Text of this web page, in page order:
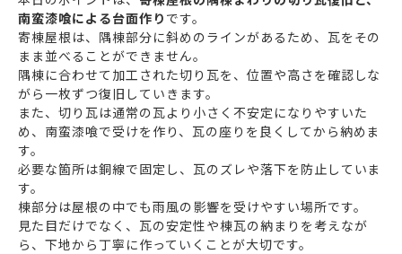
南蛮漆喰による台面作り です。
寄棟屋根は、隅棟部分に斜めのラインがあるため、瓦をその
まま並べることができません。
隅棟に合わせて加工された切り瓦を、位置や高さを確認しな
がら一枚ずつ復旧していきます。
また、切り瓦は通常の瓦より小さく不安定になりやすいた
め、南蛮漆喰で受けを作り、瓦の座りを良くしてから納めま
す。
必要な箇所は銅線で固定し、瓦のズレや落下を防止していま
す。
棟部分は屋根の中でも雨風の影響を受けやすい場所です。
見た目だけでなく、瓦の安定性や棟瓦の納まりを考えなが
ら、下地から丁寧に作っていくことが大切です。